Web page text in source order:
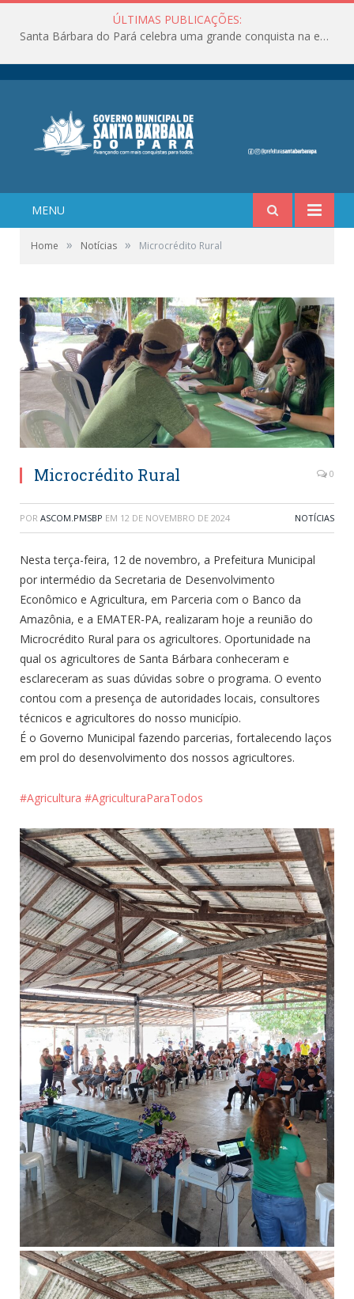
ÚLTIMAS PUBLICAÇÕES:
Santa Bárbara do Pará celebra uma grande conquista na educação!
MENU
Home » Notícias » Microcrédito Rural
Microcrédito Rural 0
POR ASCOM.PMSBP EM 12 DE NOVEMBRO DE 2024 NOTÍCIAS
Nesta terça-feira, 12 de novembro, a Prefeitura Municipal
por intermédio da Secretaria de Desenvolvimento
Econômico e Agricultura, em Parceria com o Banco da
Amazônia, e a EMATER-PA, realizaram hoje a reunião do
Microcrédito Rural para os agricultores. Oportunidade na
qual os agricultores de Santa Bárbara conheceram e
esclareceram as suas dúvidas sobre o programa. O evento
contou com a presença de autoridades locais, consultores
técnicos e agricultores do nosso município.
É o Governo Municipal fazendo parcerias, fortalecendo laços
em prol do desenvolvimento dos nossos agricultores.
#Agricultura #AgriculturaParaTodos